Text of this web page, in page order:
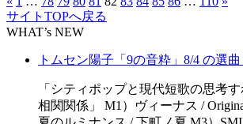
サイトTOPへ戻る
WHAT’s NEW
トムセン陽子「9の音粋」8/4 の選曲
「シティポップと現代短歌の思考
相関関係」 M1）ヴィーナス /